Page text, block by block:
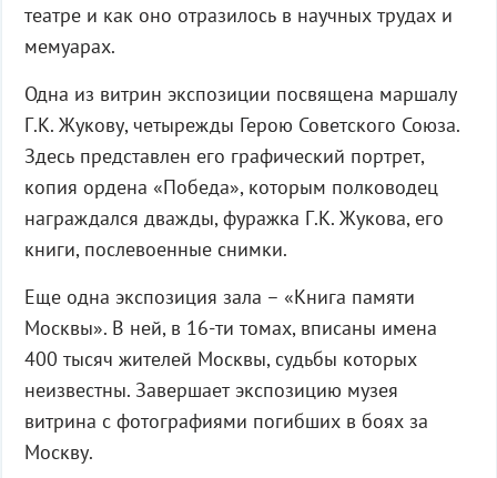
театре и как оно отразилось в научных трудах и
мемуарах.
Одна из витрин экспозиции посвящена маршалу
Г.К. Жукову, четырежды Герою Советского Союза.
Здесь представлен его графический портрет,
копия ордена «Победа», которым полководец
награждался дважды, фуражка Г.К. Жукова, его
книги, послевоенные снимки.
Еще одна экспозиция зала – «Книга памяти
Москвы». В ней, в 16-ти томах, вписаны имена
400 тысяч жителей Москвы, судьбы которых
неизвестны. Завершает экспозицию музея
витрина с фотографиями погибших в боях за
Москву.